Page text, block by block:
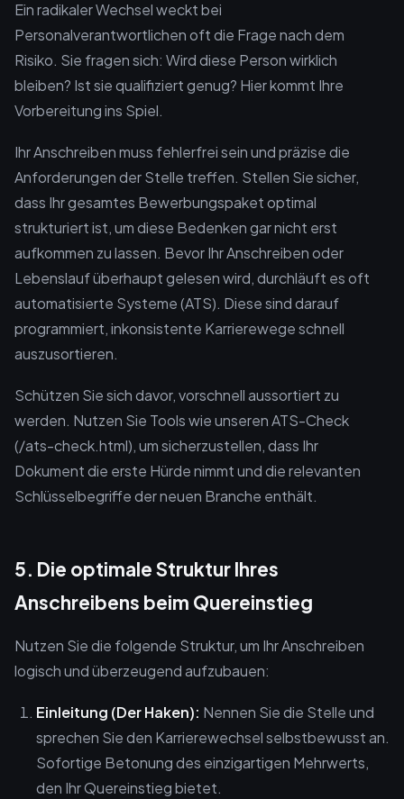
Ein radikaler Wechsel weckt bei
Personalverantwortlichen oft die Frage nach dem
Risiko. Sie fragen sich: Wird diese Person wirklich
bleiben? Ist sie qualifiziert genug? Hier kommt Ihre
Vorbereitung ins Spiel.
Ihr Anschreiben muss fehlerfrei sein und präzise die
Anforderungen der Stelle treffen. Stellen Sie sicher,
dass Ihr gesamtes Bewerbungspaket optimal
strukturiert ist, um diese Bedenken gar nicht erst
aufkommen zu lassen. Bevor Ihr Anschreiben oder
Lebenslauf überhaupt gelesen wird, durchläuft es oft
automatisierte Systeme (ATS). Diese sind darauf
programmiert, inkonsistente Karrierewege schnell
auszusortieren.
Schützen Sie sich davor, vorschnell aussortiert zu
werden. Nutzen Sie Tools wie unseren ATS-Check
(/ats-check.html), um sicherzustellen, dass Ihr
Dokument die erste Hürde nimmt und die relevanten
Schlüsselbegriffe der neuen Branche enthält.
5. Die optimale Struktur Ihres
Anschreibens beim Quereinstieg
Nutzen Sie die folgende Struktur, um Ihr Anschreiben
logisch und überzeugend aufzubauen:
Einleitung (Der Haken): Nennen Sie die Stelle und
sprechen Sie den Karrierewechsel selbstbewusst an.
Sofortige Betonung des einzigartigen Mehrwerts,
den Ihr Quereinstieg bietet.